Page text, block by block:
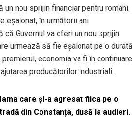
un nou sprijin financiar pentru români.
eșalonat, în următorii ani
că Guvernul va oferi un nou sprijin
urmează să fie eșalonat pe o durată
economia va fi în continuare
producătorilor industriali.
care și-a agresat fiica pe o
din Constanța, dusă la audieri.